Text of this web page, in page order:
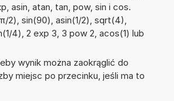
asin, atan, tan, pow, sin i cos.
2), sin(90), asin(1/2), sqrt(4),
4), 2 exp 3, 3 pow 2, acos(1) lub
wynik można zaokrąglić do
miejsc po przecinku, jeśli ma to